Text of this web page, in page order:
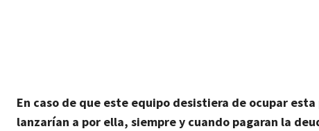
En caso de que este equipo desistiera de ocupar
lanzarían a por ella, siempre y cuando pagaran la